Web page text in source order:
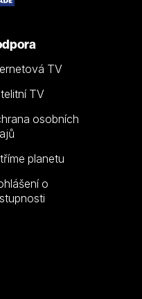
TV
TV
osobních
planetu
o